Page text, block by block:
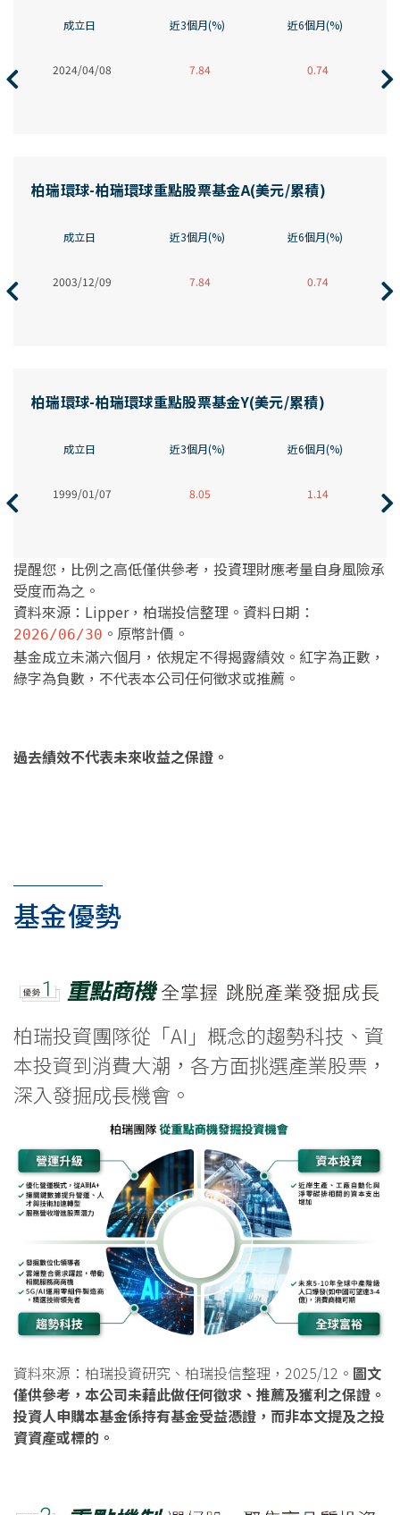
成立日
2024/04/08
近3個月(%)
7.84
近6個月(%)
0.74
柏瑞環球-柏瑞環球重點股票基金A(美元/累積)
成立日
2003/12/09
近3個月(%)
7.84
近6個月(%)
0.74
柏瑞環球-柏瑞環球重點股票基金Y(美元/累積)
成立日
1999/01/07
近3個月(%)
8.05
近6個月(%)
1.14
提醒您，比例之高低僅供參考，投資理財應考量自身風險承
受度而為之。
資料來源：Lipper，柏瑞投信整理。資料日期：
2026/06/30 。原幣計價。
基金成立未滿六個月，依規定不得揭露績效。紅字為正數，
綠字為負數，不代表本公司任何徵求或推薦。
過去績效不代表未來收益之保證。
基金優勢
柏瑞投資團隊從「AI」概念的趨勢科技、資
本投資到消費大潮，各方面挑選產業股票，
深入發掘成長機會。
資料來源：柏瑞投資研究、柏瑞投信整理，2025/12。 圖文
僅供參考，本公司未藉此做任何徵求、推薦及獲利之保證。
投資人申購本基金係持有基金受益憑證，而非本文提及之投
資資產或標的。